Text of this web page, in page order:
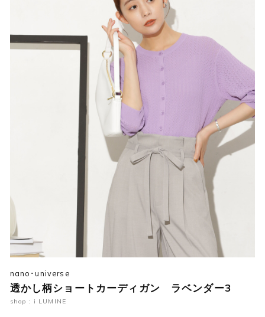
nano･universe
透かし柄ショートカーディガン ラベンダー3
shop : i LUMINE